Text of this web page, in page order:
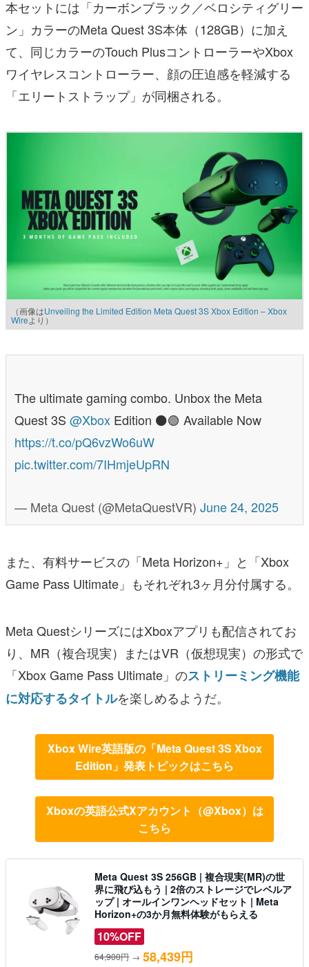
本セットには「カーボンブラック／ベロシティグリー
ン」カラーのMeta Quest 3S本体（128GB）に加え
て、同じカラーのTouch PlusコントローラーやXbox
ワイヤレスコントローラー、顔の圧迫感を軽減する
「エリートストラップ」が同梱される。
（画像はUnveiling the Limited Edition Meta Quest 3S Xbox Edition – Xbox
Wireより）
The ultimate gaming combo. Unbox the Meta
Quest 3S @Xbox Edition ⚫️🟢 Available Now
https://t.co/pQ6vzWo6uW
pic.twitter.com/7IHmjeUpRN
— Meta Quest (@MetaQuestVR) June 24, 2025
また、有料サービスの「Meta Horizo​​n+」と「Xbox
Game Pass Ultimate」もそれぞれ3ヶ月分付属する。
Meta QuestシリーズにはXboxアプリも配信されてお
り、MR（複合現実）またはVR（仮想現実）の形式で
「Xbox Game Pass Ultimate」のストリーミング機能
に対応するタイトルを楽しめるようだ。
Xbox Wire英語版の「Meta Quest 3S Xbox
Edition」発表トピックはこちら
Xboxの英語公式Xアカウント（@Xbox）は
こちら
Meta Quest 3S 256GB | 複合現実(MR)の世
界に飛び込もう | 2倍のストレージでレベルア
ップ | オールインワンヘッドセット | Meta
Horizon+の3か月無料体験がもらえる
10%OFF
64,900円 → 58,439円